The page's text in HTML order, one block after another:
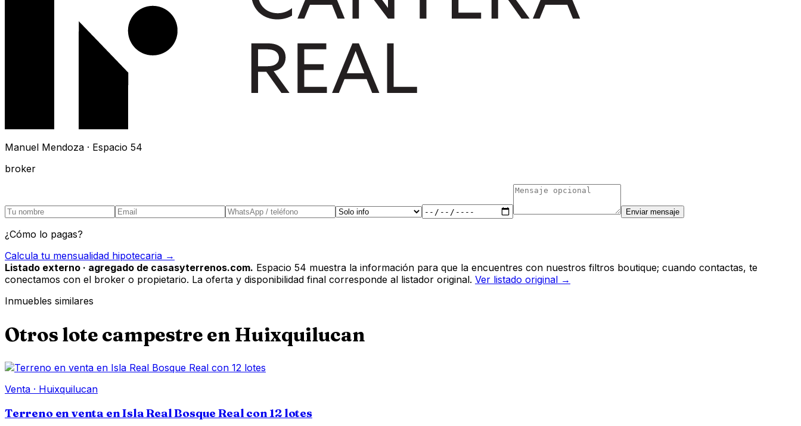
Manuel Mendoza · Espacio 54
broker
Enviar mensaje
¿Cómo lo pagas?
Calcula tu mensualidad hipotecaria →
Listado externo · agregado de casasyterrenos.com. Espacio 54 muestra la información para que la encuentres con nuestros filtros boutique; cuando contactas, te
conectamos con el broker o propietario. La oferta y disponibilidad final corresponde al listador original. Ver listado original →
Inmuebles similares
Otros lote campestre en Huixquilucan
Venta · Huixquilucan
Terreno en venta en Isla Real Bosque Real con 12 lotes